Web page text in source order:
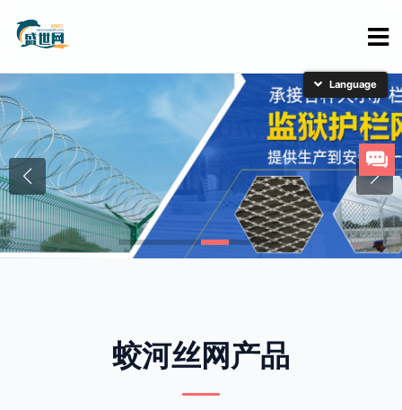
蛟河丝网产品
简体中文
English
日本語
한국어